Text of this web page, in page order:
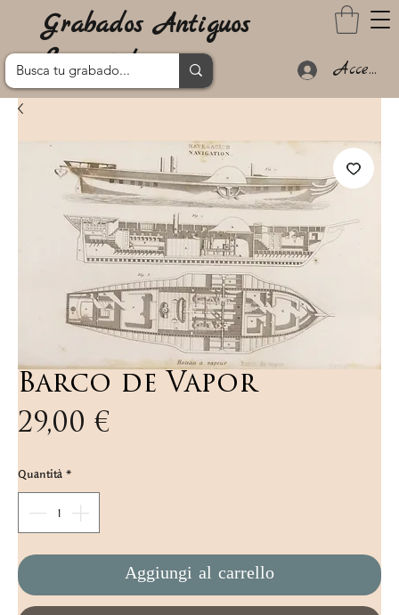
Grabados Antiguos
Lanzarote
Acceder
Barco de Vapor
29,00 €
Quantità*
Aggiungi al carrello